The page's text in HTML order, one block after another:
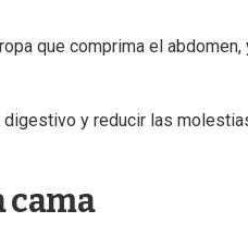
que comprima el
digestivo y reducir las
cama